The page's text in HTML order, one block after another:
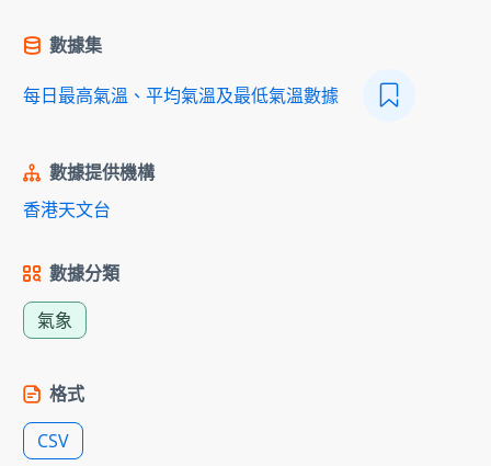
數據集
每日最高氣溫、平均氣溫及最低氣溫數據
數據提供機構
香港天文台
數據分類
氣象
格式
CSV